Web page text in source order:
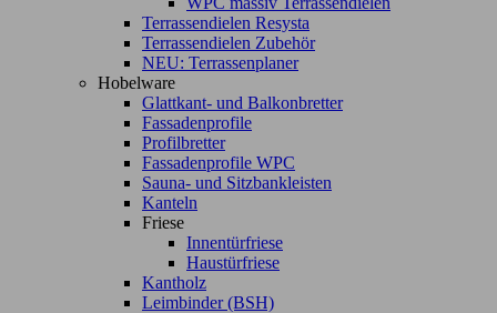
Terrassendielen Resysta
Terrassendielen Zubehör
NEU: Terrassenplaner
Hobelware
Glattkant- und Balkonbretter
Fassadenprofile
Profilbretter
Fassadenprofile WPC
Sauna- und Sitzbankleisten
Kanteln
Friese
Innentürfriese
Haustürfriese
Kantholz
Leimbinder (BSH)